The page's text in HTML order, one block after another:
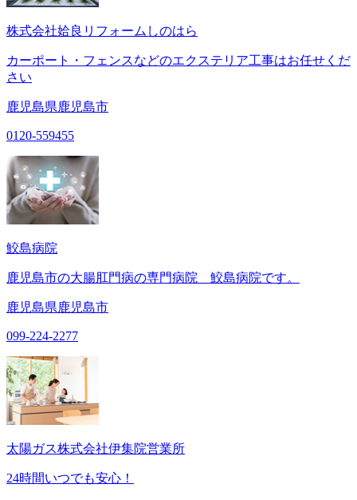
株式会社姶良リフォームしのはら
カーポート・フェンスなどのエクステリア工事はお任せくだ
さい
鹿児島県鹿児島市
0120-559455
鮫島病院
鹿児島市の大腸肛門病の専門病院 鮫島病院です。
鹿児島県鹿児島市
099-224-2277
太陽ガス株式会社伊集院営業所
24時間いつでも安心！